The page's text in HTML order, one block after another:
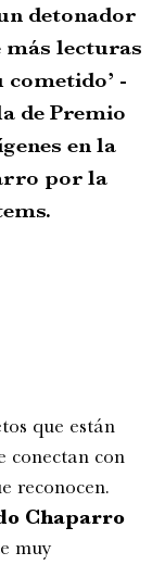
detonador
lecturas
cometido’ -
de Premio
en la
por la
que están
conectan con
reconocen.
Chaparro
muy